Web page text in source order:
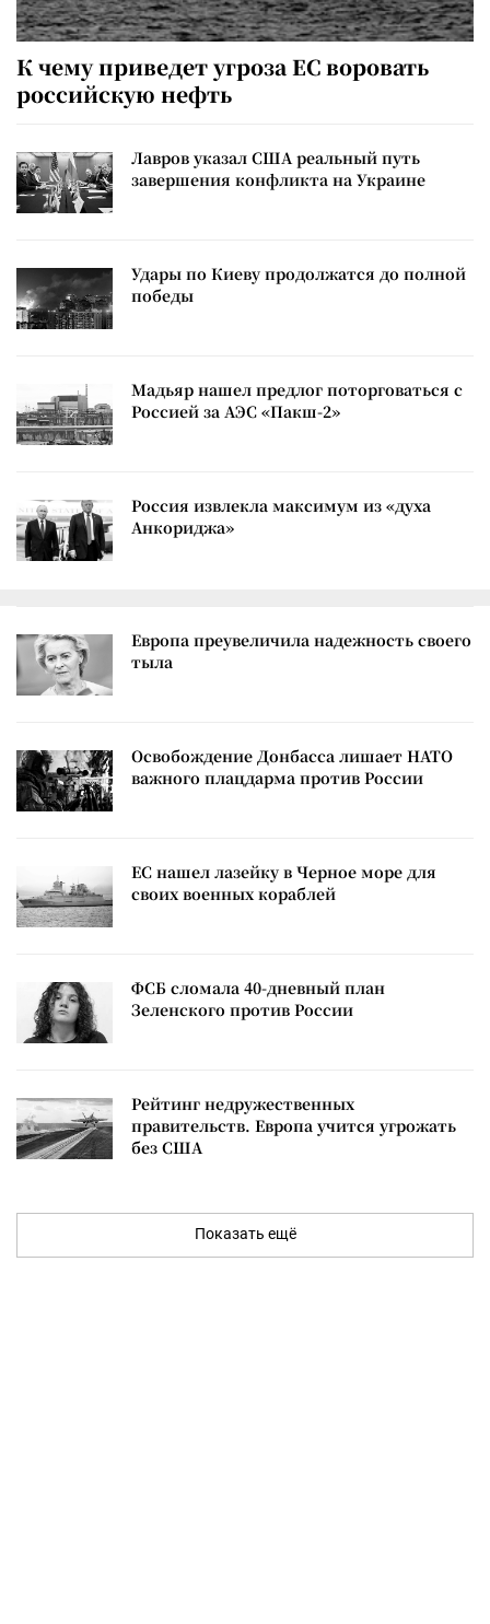
К чему приведет угроза ЕС воровать
российскую нефть
Лавров указал США реальный путь
завершения конфликта на Украине
Удары по Киеву продолжатся до полной
победы
Мадьяр нашел предлог поторговаться с
Россией за АЭС «Пакш-2»
Россия извлекла максимум из «духа
Анкориджа»
Европа преувеличила надежность своего
тыла
Освобождение Донбасса лишает НАТО
важного плацдарма против России
ЕС нашел лазейку в Черное море для
своих военных кораблей
ФСБ сломала 40-дневный план
Зеленского против России
Рейтинг недружественных
правительств. Европа учится угрожать
без США
Показать ещё